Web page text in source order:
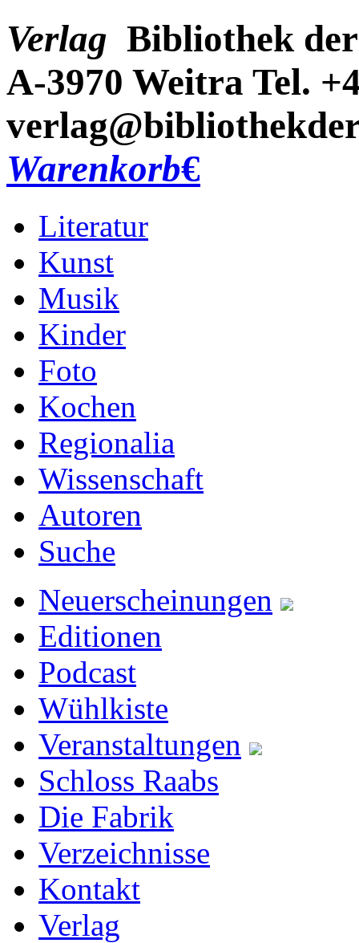
Verlag Bibliothek
A-3970 Weitra Tel.
Warenkorb€
Literatur
Kunst
Musik
Kinder
Foto
Kochen
Regionalia
Wissenschaft
Autoren
Suche
Neuerscheinungen
Editionen
Podcast
Wühlkiste
Veranstaltungen
Schloss Raabs
Die Fabrik
Verzeichnisse
Kontakt
Verlag